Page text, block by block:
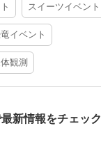
スイーツイベント
イベント
観測
新情報をチェック